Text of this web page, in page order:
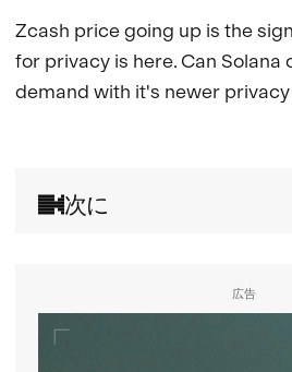
次に
Zcash price going up is the
for privacy is here. Can Solana
demand with it's newer
広告